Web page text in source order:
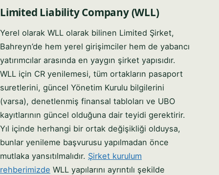
Limited Liability Company (WLL)
Yerel olarak WLL olarak bilinen Limited Şirket,
Bahreyn’de hem yerel girişimciler hem de yabancı
yatırımcılar arasında en yaygın şirket yapısıdır.
WLL için CR yenilemesi, tüm ortakların pasaport
suretlerini, güncel Yönetim Kurulu bilgilerini
(varsa), denetlenmiş finansal tabloları ve UBO
kayıtlarının güncel olduğuna dair teyidi gerektirir.
Yıl içinde herhangi bir ortak değişikliği olduysa,
bunlar yenileme başvurusu yapılmadan önce
mutlaka yansıtılmalıdır. Şirket kurulum
rehberimizde WLL yapılarını ayrıntılı şekilde